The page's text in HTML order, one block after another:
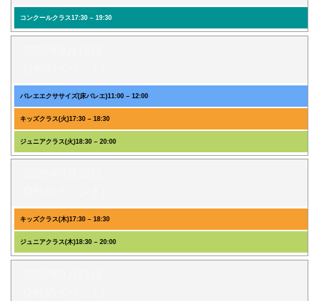
コンクールクラス17:30 – 19:30
バレエエクササイズ(床バレエ)11:00 – 12:00
キッズクラス(火)17:30 – 18:30
ジュニアクラス(火)18:30 – 20:00
キッズクラス(木)17:30 – 18:30
ジュニアクラス(木)18:30 – 20:00